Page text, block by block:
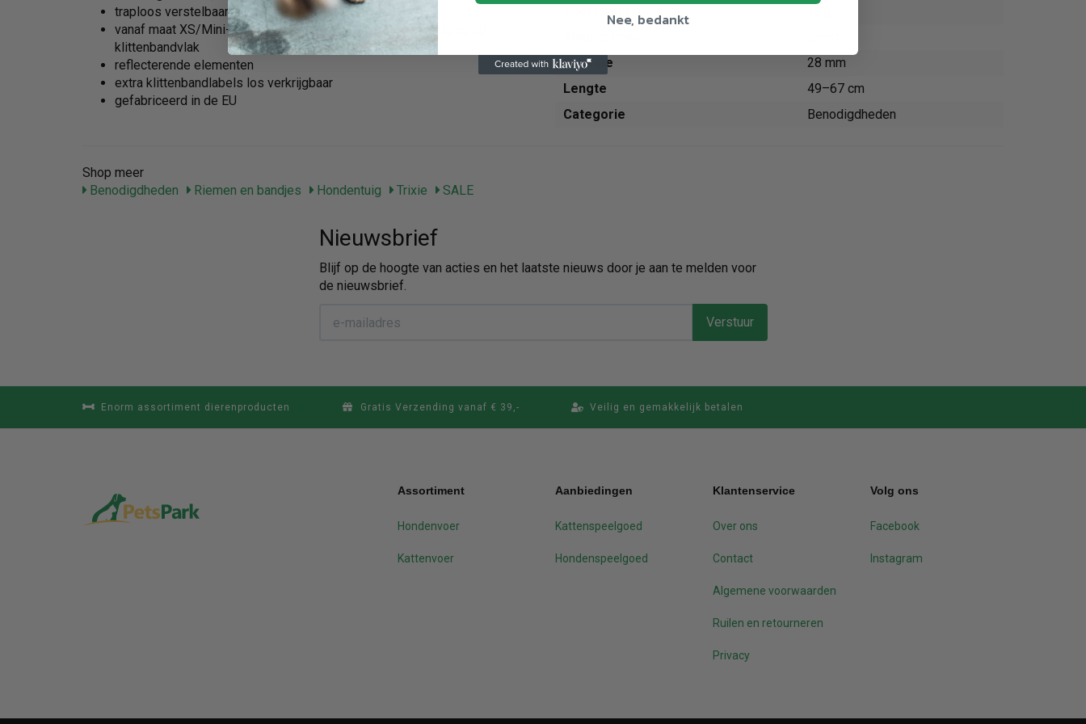
traploos verstelbaar
vanaf maat XS/Mini-Mini met robuuste handgreep, bevestiging op
klittenbandvlak
reflecterende elementen
extra klittenbandlabels los verkrijgbaar
gefabriceerd in de EU
Breedte
28 mm
Lengte
49–67 cm
Categorie
Benodigdheden
Shop meer
Benodigdheden
Riemen en bandjes Hondentuig Trixie SALE
Nieuwsbrief
Blijf op de hoogte van acties en het laatste nieuws door je aan te melden voor
de nieuwsbrief.
Verstuur
Enorm assortiment dierenproducten Gratis Verzending vanaf € 39,- Veilig en gemakkelijk betalen
Assortiment
Hondenvoer
Kattenvoer
Aanbiedingen
Kattenspeelgoed
Hondenspeelgoed
Klantenservice
Over ons
Contact
Algemene voorwaarden
Ruilen en retourneren
Privacy
Volg ons
Facebook
Instagram
Nee, bedankt